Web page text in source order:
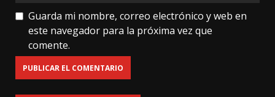
Guarda mi nombre, correo electrónico y web en
este navegador para la próxima vez que
comente.